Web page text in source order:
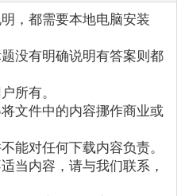
，都需要本地电脑安装
没有明确说明有答案则都
所有。
文件中的内容挪作商业或
能对任何下载内容负责。
当内容，请与我们联系，